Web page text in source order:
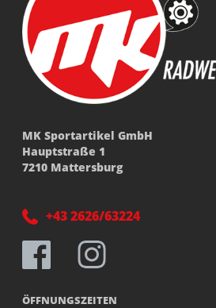
MK Sportartikel GmbH
Hauptstraße 1
7210 Mattersburg
+43 2626/63224
ÖFFNUNGSZEITEN